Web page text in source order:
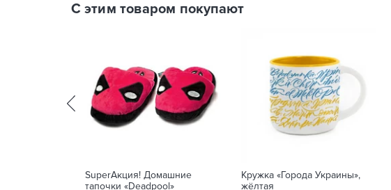
С этим товаром покупают
SuperАкция! Домашние
тапочки «Deadpool»
Кружка «Города Украины»,
жёлтая